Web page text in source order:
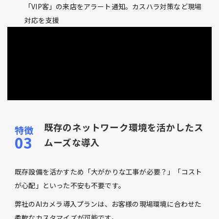
「VIP客」の来店をアラート通知。カスハラ対策など現場
対応を支援
既存のネットワーク環境を活かしたス
ムーズな導入
既存設備を活かすため「大がかりな工事が必要？」「コスト
が心配」といった不安も不要です。
弊社のAIカメラ導入プランは、お客様の現場環境に合わせた